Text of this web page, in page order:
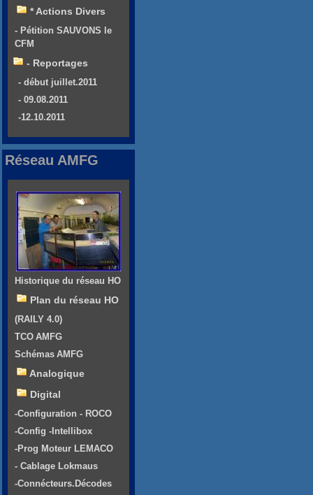
* Actions Divers
- Pétition SAUVONS le
CFM
- Reportages
- début juillet.2011
- 09.08.2011
-12.10.2011
Réseau AMFG
Historique du réseau HO
Plan du réseau HO
(RAILY 4.0)
TCO AMFG
Schémas AMFG
Analogique
Digital
-Configuration - ROCO
-Config -Intellibox
-Prog Moteur LEMACO
- Cablage Lokmaus
-Connécteurs.Décodes